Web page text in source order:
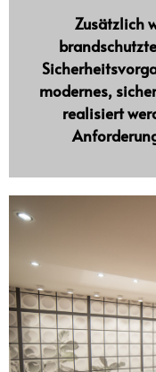
Zusätzlich
modernes,
realisiert